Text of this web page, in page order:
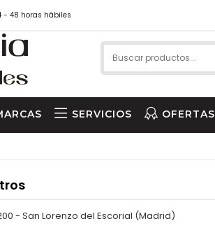
- 48 horas hábiles
SERVICIOS OFERTAS
- San Lorenzo del Escorial (Madrid)